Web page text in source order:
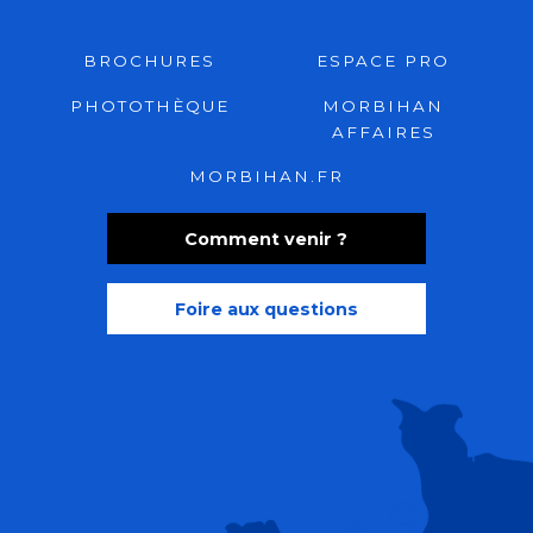
Comment venir ?
Foire aux questions
BROCHURES ESPACE PRO
PHOTOTHÈQUE
MORBIHAN
AFFAIRES
MORBIHAN.FR